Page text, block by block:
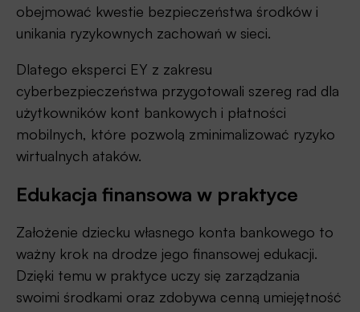
obejmować kwestie bezpieczeństwa środków i
unikania ryzykownych zachowań w sieci.
Dlatego eksperci EY z zakresu
cyberbezpieczeństwa przygotowali szereg rad dla
użytkowników kont bankowych i płatności
mobilnych, które pozwolą zminimalizować ryzyko
wirtualnych ataków.
Edukacja finansowa w praktyce
Założenie dziecku własnego konta bankowego to
ważny krok na drodze jego finansowej edukacji.
Dzięki temu w praktyce uczy się zarządzania
swoimi środkami oraz zdobywa cenną umiejętność